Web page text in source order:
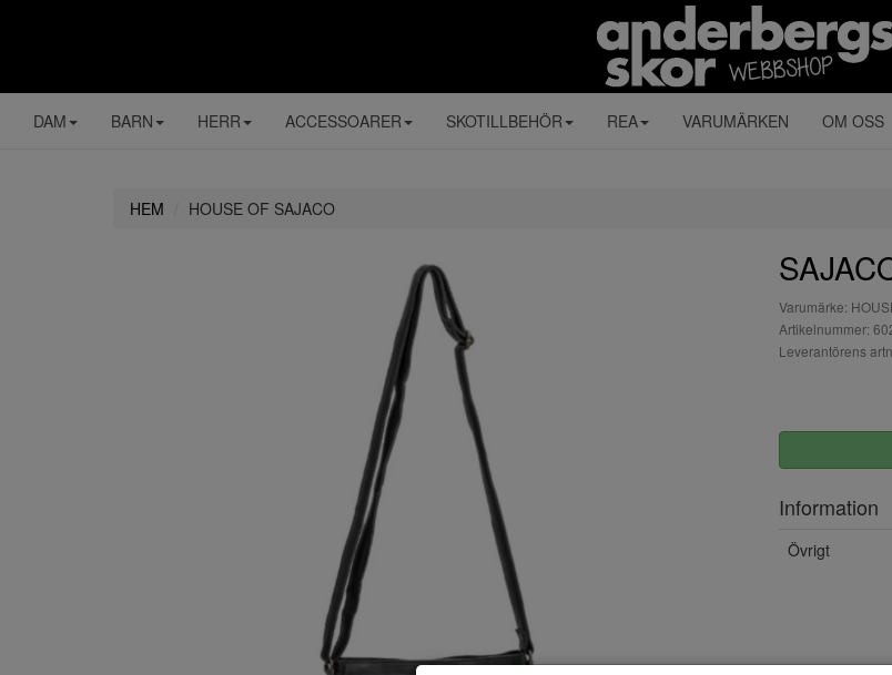
DAM BARN HERR ACCESSOARER SKOTILLBEHÖR REA VARUMÄRKEN OM OSS
HEM HOUSE OF SAJACO
Varumärke:
Artikelnummer:
Leverantörens
Information
Övrigt